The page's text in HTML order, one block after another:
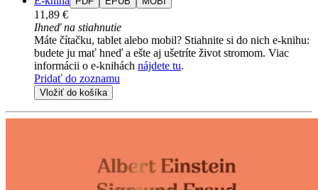
11,89 €
Ihneď na stiahnutie
Máte čítačku, tablet alebo mobil? Stiahnite si do nich e-knihu:
budete ju mať hneď a ešte aj ušetríte život stromom. Viac
informácii o e-knihách nájdete tu.
Pridať do zoznamu
Vložiť do košíka